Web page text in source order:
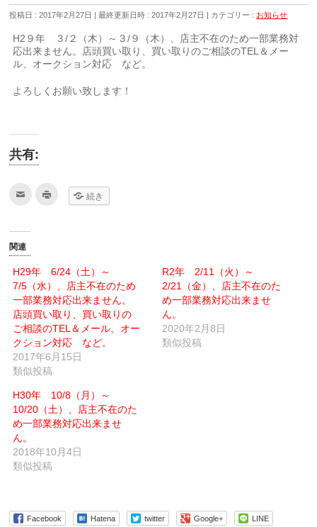
投稿日 : 2017年2月27日 最終更新日時 : 2017年2月27日 カテゴリー : お知らせ
H2９年 ３/２（木）～３/９（木）、店主不在のため一部業務対
応出来ません。 店頭買い取り、買い取りのご相談のTEL＆メー
ル、オークション対応 など。
よろしくお願い致します！
共有:
て
達
メ
ー
ル
で
送
信
(新
し
い
ウ
ィ
ン
ド
ウ
で
開
き
ま
す)
し
い
ウ
ィ
ン
ド
ウ
で
開
き
ま
す)
続き
関連
H29年 6/24（土）～
7/5（水）、店主不在のため
一部業務対応出来ません。
店頭買い取り、買い取りの
ご相談のTEL＆メール、オー
クション対応 など。
2017年6月15日
類似投稿
R2年 2/11（火）～
2/21（金）、店主不在のた
め一部業務対応出来ませ
ん。
2020年2月8日
類似投稿
H30年 10/8（月）～
10/20（土）、店主不在のた
め一部業務対応出来ませ
ん。
2018年10月4日
類似投稿
Facebook Hatena twitter Google+ LINE